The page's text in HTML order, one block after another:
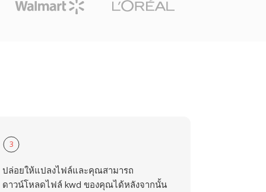
3
ปล่อยให้แปลงไฟล์และคุณสามารถ
ดาวน์โหลดไฟล์ kwd ของคุณได้หลังจากนั้น